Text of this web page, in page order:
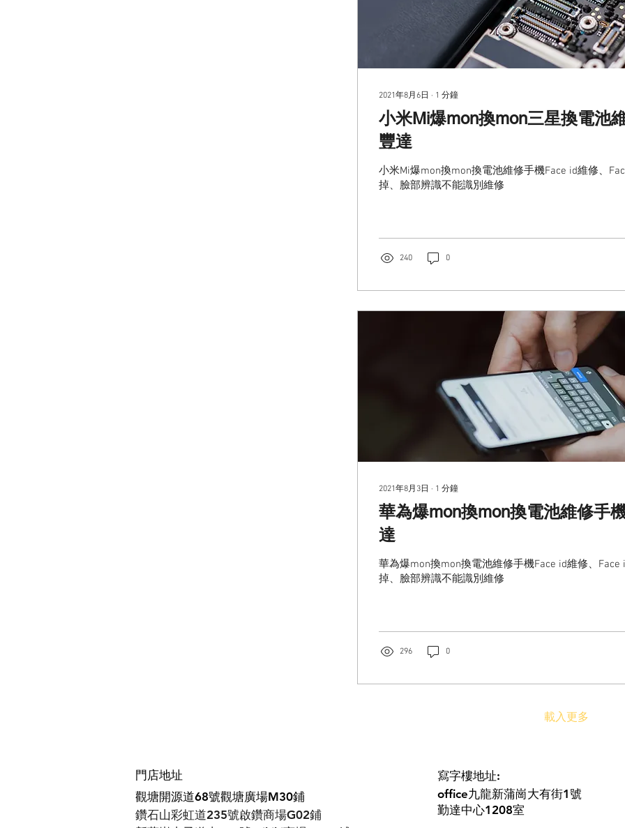
2021年8月6日 ∙ 1 分鐘
小米Mi爆mon換mon三星換電池
豐達
小米Mi爆mon換mon換電池維修手機Face id維修、
掉、臉部辨識不能識別維修
240 0
2021年8月3日 ∙ 1 分鐘
華為爆mon換mon換電池維修手
達
華為爆mon換mon換電池維修手機Face id維修、Face
掉、臉部辨識不能識別維修
296 0
載入更多
門店地址
觀塘開源道68號觀塘廣場M30鋪
鑽石山彩虹道235號啟鑽商場G02鋪
寫字樓地址:
office九龍新蒲崗大有街1號
勤達中心1208室